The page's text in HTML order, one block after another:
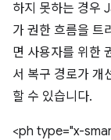
하지 못하는 경우
가 권한 흐름을 트
면 사용자를 위한
서 복구 경로가 개
할 수 있습니다.
<ph type="x-